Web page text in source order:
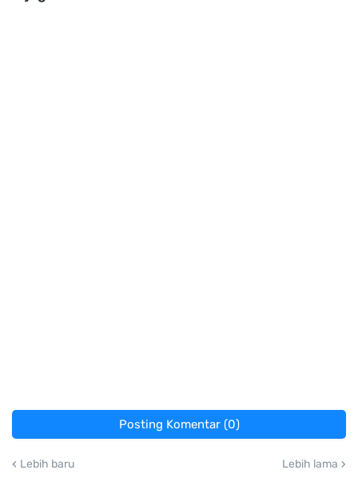
Posting Komentar (0)
Lebih baru Lebih lama